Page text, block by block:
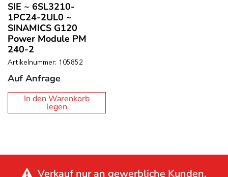
SIE ~ 6SL3210-
1PC24-2UL0 ~
SINAMICS G120
Power Module PM
240-2
Artikelnummer: 105852
Auf Anfrage
In den Warenkorb
legen
Verkauf nur an gewerbliche Kunden.